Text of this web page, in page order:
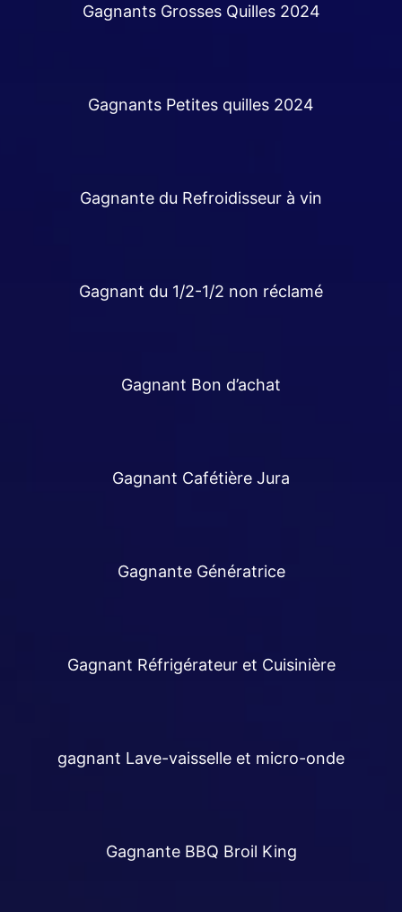
Gagnants Grosses Quilles 2024
Gagnants Petites quilles 2024
Gagnante du Refroidisseur à vin
Gagnant du 1/2-1/2 non réclamé
Gagnant Bon d’achat
Gagnant Cafétière Jura
Gagnante Génératrice
Gagnant Réfrigérateur et Cuisinière
gagnant Lave-vaisselle et micro-onde
Gagnante BBQ Broil King